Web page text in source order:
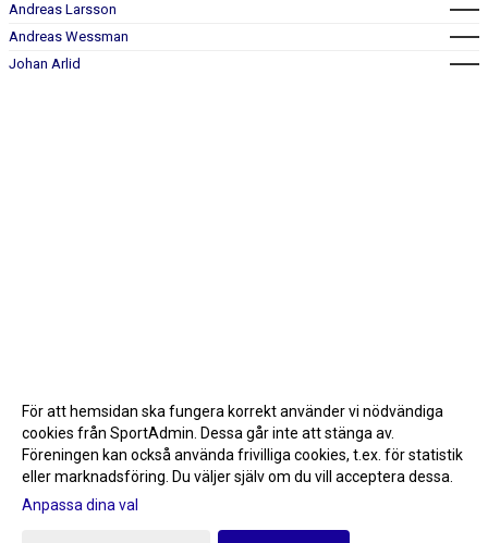
Andreas Larsson
Andreas Wessman
Johan Arlid
Gå till Webbversion
För att hemsidan ska fungera korrekt använder vi nödvändiga
cookies från SportAdmin. Dessa går inte att stänga av.
Föreningen kan också använda frivilliga cookies, t.ex. för statistik
eller marknadsföring. Du väljer själv om du vill acceptera dessa.
Anpassa dina val